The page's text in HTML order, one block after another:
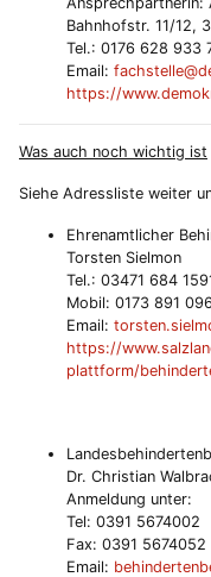
Bahnhofstr. 11/12,
Tel.: 0176 628 933
Email:
https://
Was auch noch wichtig ist
Siehe Adressliste weiter
Ehrenamtlicher
Torsten Sielmon
Tel.: 03471 684
Mobil: 0173 891
Email:
https://
plattform/
Dr. Christian
Anmeldung unter:
Tel: 0391 5674002
Fax: 0391 5674052
Email: